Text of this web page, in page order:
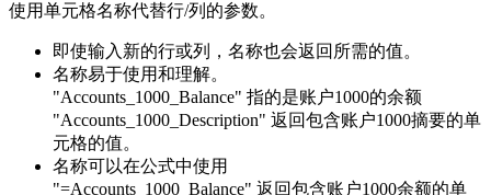
使用单元格名称代替行/列的参数。
即使输入新的行或列，名称也会返回所需的值。
名称易于使用和理解。
"Accounts_1000_Balance" 指的是账户1000的余额
"Accounts_1000_Description" 返回包含账户1000摘要的单
元格的值。
名称可以在公式中使用
"=Accounts_1000_Balance" 返回包含账户1000余额的单